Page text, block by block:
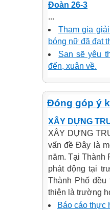
Đoàn 26-3
...
Tham gia
bóng nữ đã đạt
San sẽ yêu
đến, xuân về.
Đóng góp ý
XÂY DỰNG
XÂY DỰNG
vấn đề Đây là
năm. Tại Thành
phát động tại
Thành Phố đều
thiện là trường
Báo cáo thực